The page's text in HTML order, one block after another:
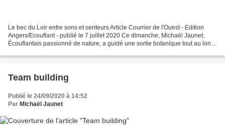
Le bec du Loir entre sons et senteurs Article Courrier de l'Ouest - Edition
Angers/Ecouflant - publié le 7 juillet 2020 Ce dimanche, Michaël Jaunet,
Écouflantais passionné de nature, a guidé une sortie botanique tout au long
Team building
Publié le 24/09/2020 à 14:52
Par Michaël Jaunet